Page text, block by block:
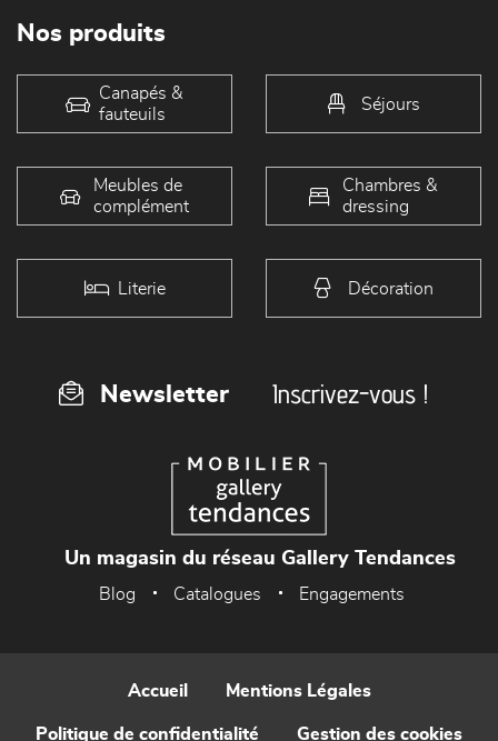
Nos produits
Canapés &
fauteuils
Séjours
Meubles de
complément
Chambres &
dressing
Literie Décoration
Newsletter Inscrivez-vous !
Un magasin du réseau Gallery Tendances
Blog Catalogues Engagements
Accueil Mentions Légales
Politique de confidentialité Gestion des cookies